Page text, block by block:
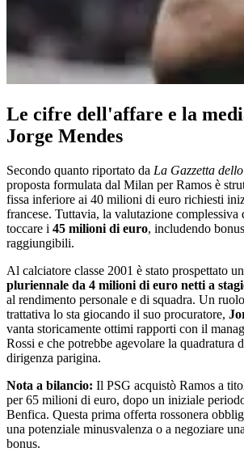
Le cifre dell'affare e la
Jorge Mendes
Secondo quanto riportato da La Gazzetta
proposta formulata dal Milan per Ramos è
fissa inferiore ai 40 milioni di euro richiesti
francese. Tuttavia, la valutazione complessiva
toccare i 45 milioni di euro, includendo
raggiungibili.
Al calciatore classe 2001 è stato prospettato un
pluriennale da 4 milioni di euro netti a
al rendimento personale e di squadra. Un
trattativa lo sta giocando il suo procuratore,
vanta storicamente ottimi rapporti con il
Rossi e che potrebbe agevolare la quadratura
dirigenza parigina.
Nota a bilancio: Il PSG acquistò Ramos a
per 65 milioni di euro, dopo un iniziale
Benfica. Questa prima offerta rossonera
una potenziale minusvalenza o a negoziare
bonus.